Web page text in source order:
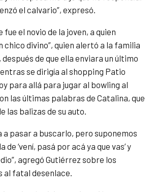
el calvario”, expresó.
fue el novio de la joven, a quien
chico divino”, quien alertó a la familia
de que ella enviara un último
se dirigía al shopping Patio
para allá para jugar al bowling al
las últimas palabras de Catalina, que
las balizas de su auto.
a pasar a buscarlo, pero suponemos
de ‘vení, pasá por acá ya que vas’ y
agregó Gutiérrez sobre los
al fatal desenlace.